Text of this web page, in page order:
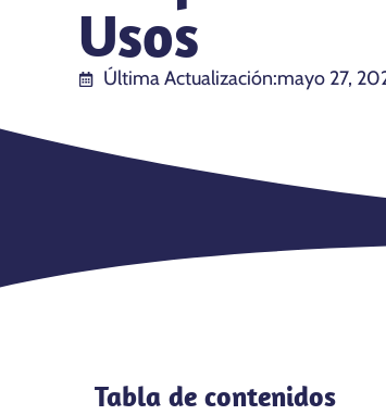
Usos
Última Actualización:mayo 27,
Tabla de contenidos